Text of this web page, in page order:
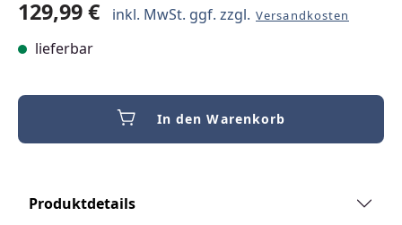
129,99 € inkl. MwSt. ggf. zzgl. Versandkosten
lieferbar
In den Warenkorb
Produktdetails